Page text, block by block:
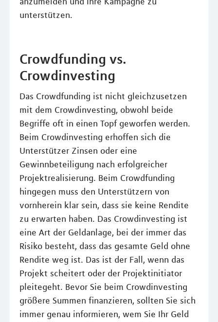
unterstützen.
Crowdfunding vs.
Crowdinvesting
Das Crowdfunding ist nicht gleichzusetzen
mit dem Crowdinvesting, obwohl beide
Begriffe oft in einen Topf geworfen werden.
Beim Crowdinvesting erhoffen sich die
Unterstützer Zinsen oder eine
Gewinnbeteiligung nach erfolgreicher
Projektrealisierung. Beim Crowdfunding
hingegen muss den Unterstützern von
vornherein klar sein, dass sie keine Rendite
zu erwarten haben. Das Crowdinvesting ist
eine Art der Geldanlage, bei der immer das
Risiko besteht, dass das gesamte Geld ohne
Rendite weg ist. Das ist der Fall, wenn das
Projekt scheitert oder der Projektinitiator
pleitegeht. Bevor Sie beim Crowdinvesting
größere Summen finanzieren, sollten Sie sich
immer genau informieren, wem Sie Ihr Geld